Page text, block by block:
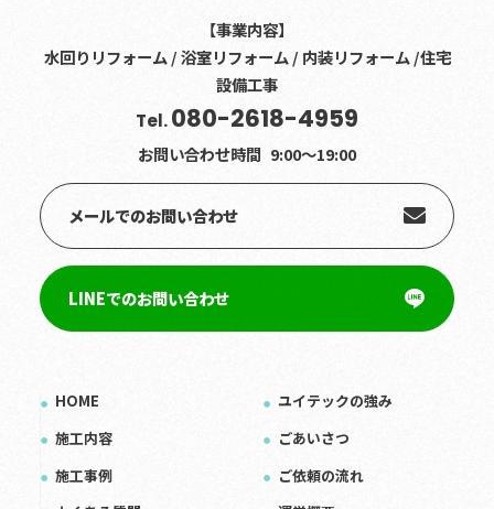
【事業内容】
水回りリフォーム / 浴室リフォーム / 内装リフォーム /住宅
設備工事
Tel. 080-2618-4959
お問い合わせ時間 9:00〜19:00
メールでのお問い合わせ
LINEでのお問い合わせ
HOME
ユイテックの強み
施工内容
ごあいさつ
施工事例
ご依頼の流れ